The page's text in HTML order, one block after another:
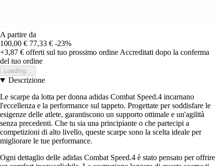
A partire da
100,00 € 77,33 € -23%
+3,87 € offerti sul tuo prossimo ordineAccreditati dopo la conferma
del tuo ordine
Loading...
Descrizione
Le scarpe da lotta per donna adidas Combat Speed.4 incarnano
l'eccellenza e la performance sul tappeto. Progettate per soddisfare le
esigenze delle atlete, garantiscono un supporto ottimale e un'agilità
senza precedenti. Che tu sia una principiante o che partecipi a
competizioni di alto livello, queste scarpe sono la scelta ideale per
migliorare le tue performance.
Ogni dettaglio delle adidas Combat Speed.4 è stato pensato per offrire